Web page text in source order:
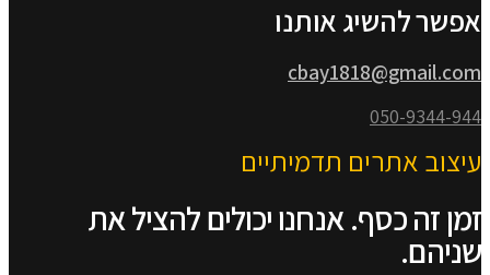
אפשר להשיג אותנו
cbay1818@gmail.com
050-9344-944
עיצוב אתרים תדמיתיים
זמן זה כסף. אנחנו יכולים להציל את
שניהם.